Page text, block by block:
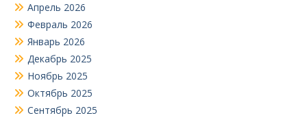
Апрель 2026
Февраль 2026
Январь 2026
Декабрь 2025
Ноябрь 2025
Октябрь 2025
Сентябрь 2025